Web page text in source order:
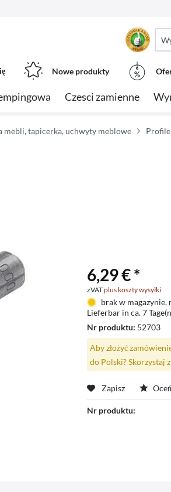
Nowe produkty
Czesci zamienne
mebli, tapicerka, uchwyty meblowe
6,29 € *
zVATplus koszty wysyłki
brak w magazynie,
Lieferbar in ca. 7
Nr produktu: 52703
Aby złożyć
do Polski? Skorzystaj
Zapisz Oceń
Nr produktu: